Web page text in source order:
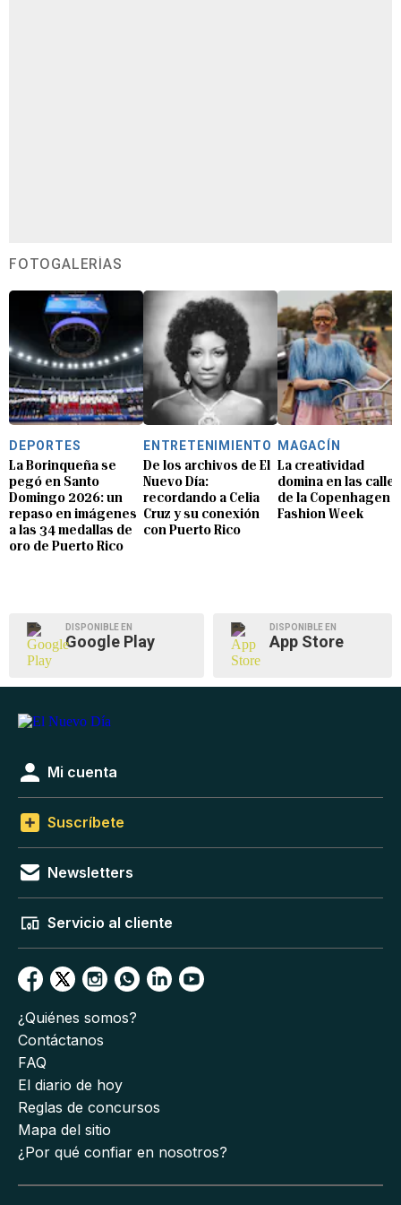
FOTOGALERÍAS
DEPORTES
La Borinqueña se
pegó en Santo
Domingo 2026: un
repaso en imágenes
a las 34 medallas de
oro de Puerto Rico
ENTRETENIMIENTO
De los archivos de El
Nuevo Día:
recordando a Celia
Cruz y su conexión
con Puerto Rico
MAGACÍN
La creatividad
domina en las calles
de la Copenhagen
Fashion Week
DISPONIBLE EN
Google Play
DISPONIBLE EN
App Store
Mi cuenta
Suscríbete
Newsletters
Servicio al cliente
¿Quiénes somos?
Contáctanos
FAQ
El diario de hoy
Reglas de concursos
Mapa del sitio
¿Por qué confiar en nosotros?